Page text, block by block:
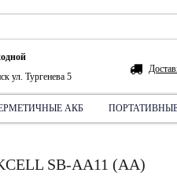
ул. Тургенева 5
АКБ
SB-AA11 (AA)